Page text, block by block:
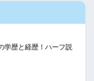
学歴と経歴！ハーフ説